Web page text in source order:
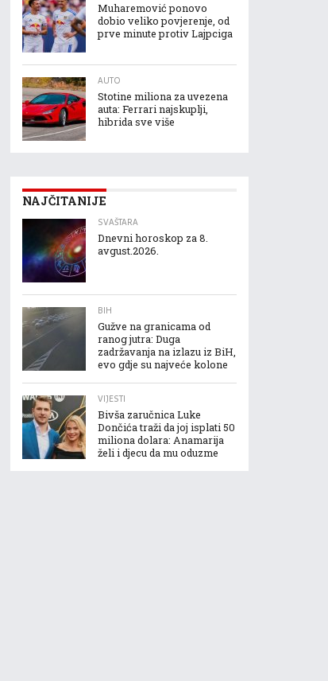
Muharemović ponovo
dobio veliko povjerenje, od
prve minute protiv Lajpciga
AUTO
Stotine miliona za uvezena
auta: Ferrari najskuplji,
hibrida sve više
NAJČITANIJE
SVAŠTARA
Dnevni horoskop za 8.
avgust.2026.
BIH
Gužve na granicama od
ranog jutra: Duga
zadržavanja na izlazu iz BiH,
evo gdje su najveće kolone
VIJESTI
Bivša zaručnica Luke
Dončića traži da joj isplati 50
miliona dolara: Anamarija
želi i djecu da mu oduzme